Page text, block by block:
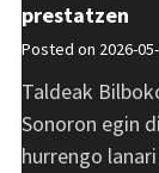
prestatzen
Posted on 2026-
Taldeak
Sonoron egin
hurrengo